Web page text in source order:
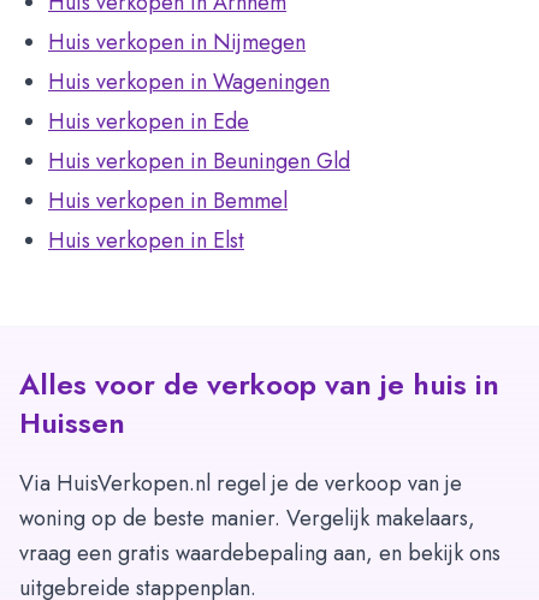
Huis verkopen in Nijmegen
Huis verkopen in Wageningen
Huis verkopen in Ede
Huis verkopen in Beuningen Gld
Huis verkopen in Bemmel
Huis verkopen in Elst
Alles voor de verkoop van je huis in
Huissen
Via HuisVerkopen.nl regel je de verkoop van je
woning op de beste manier. Vergelijk makelaars,
vraag een gratis waardebepaling aan, en bekijk ons
uitgebreide stappenplan.